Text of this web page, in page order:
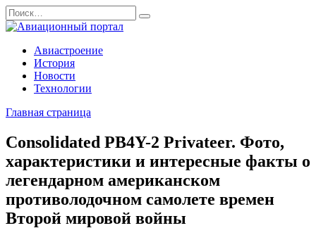
Перейти
к
содержанию
Search
for:
Авиастроение
История
Новости
Технологии
Главная страница
Consolidated PB4Y-2 Privateer. Фото,
характеристики и интересные факты о
легендарном американском
противолодочном самолете времен
Второй мировой войны